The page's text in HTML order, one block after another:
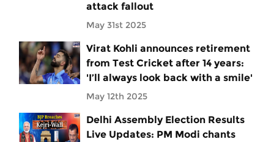
attack fallout
May 31st 2025
Virat Kohli announces retirement
from Test Cricket after 14 years:
'I’ll always look back with a smile'
May 12th 2025
Delhi Assembly Election Results
Live Updates: PM Modi chants